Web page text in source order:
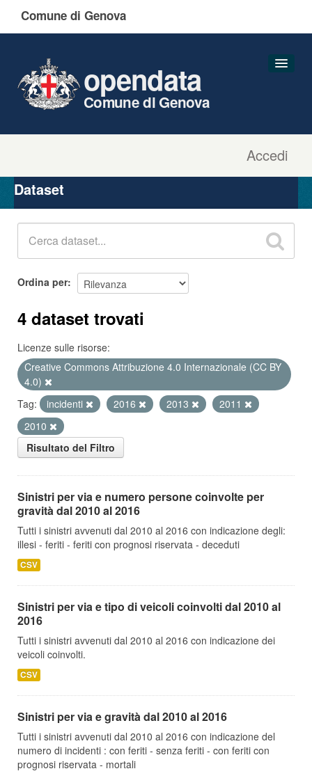
Comune di Genova
Accedi
opendata
Comune di Genova
Organizzazioni
Gruppi
Dataset
Ordina per
4 dataset trovati
Licenze sulle risorse:
Creative Commons Attribuzione 4.0 Internazionale (CC BY
4.0)
Tag:
incidenti 2016 2013
2011
2010
Risultato del Filtro
Sinistri per via e numero persone coinvolte per
gravità dal 2010 al 2016
Tutti i sinistri avvenuti dal 2010 al 2016 con indicazione degli:
illesi - feriti - feriti con prognosi riservata - deceduti
CSV
Sinistri per via e tipo di veicoli coinvolti dal 2010 al
2016
Tutti i sinistri avvenuti dal 2010 al 2016 con indicazione dei
veicoli coinvolti.
CSV
Sinistri per via e gravità dal 2010 al 2016
Tutti i sinistri avvenuti dal 2010 al 2016 con indicazione del
numero di incidenti : con feriti - senza feriti - con feriti con
prognosi riservata - mortali